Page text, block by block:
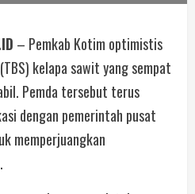
– Pemkab Kotim optimistis
kelapa sawit yang sempat
Pemda tersebut terus
dengan pemerintah pusat
memperjuangkan